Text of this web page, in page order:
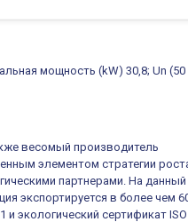
мощность (kW) 30,8; Un (50
весомый производитель
элементом стратегии
партнерами. На данный
экспортируется в более чем
экологический сертификат ISO